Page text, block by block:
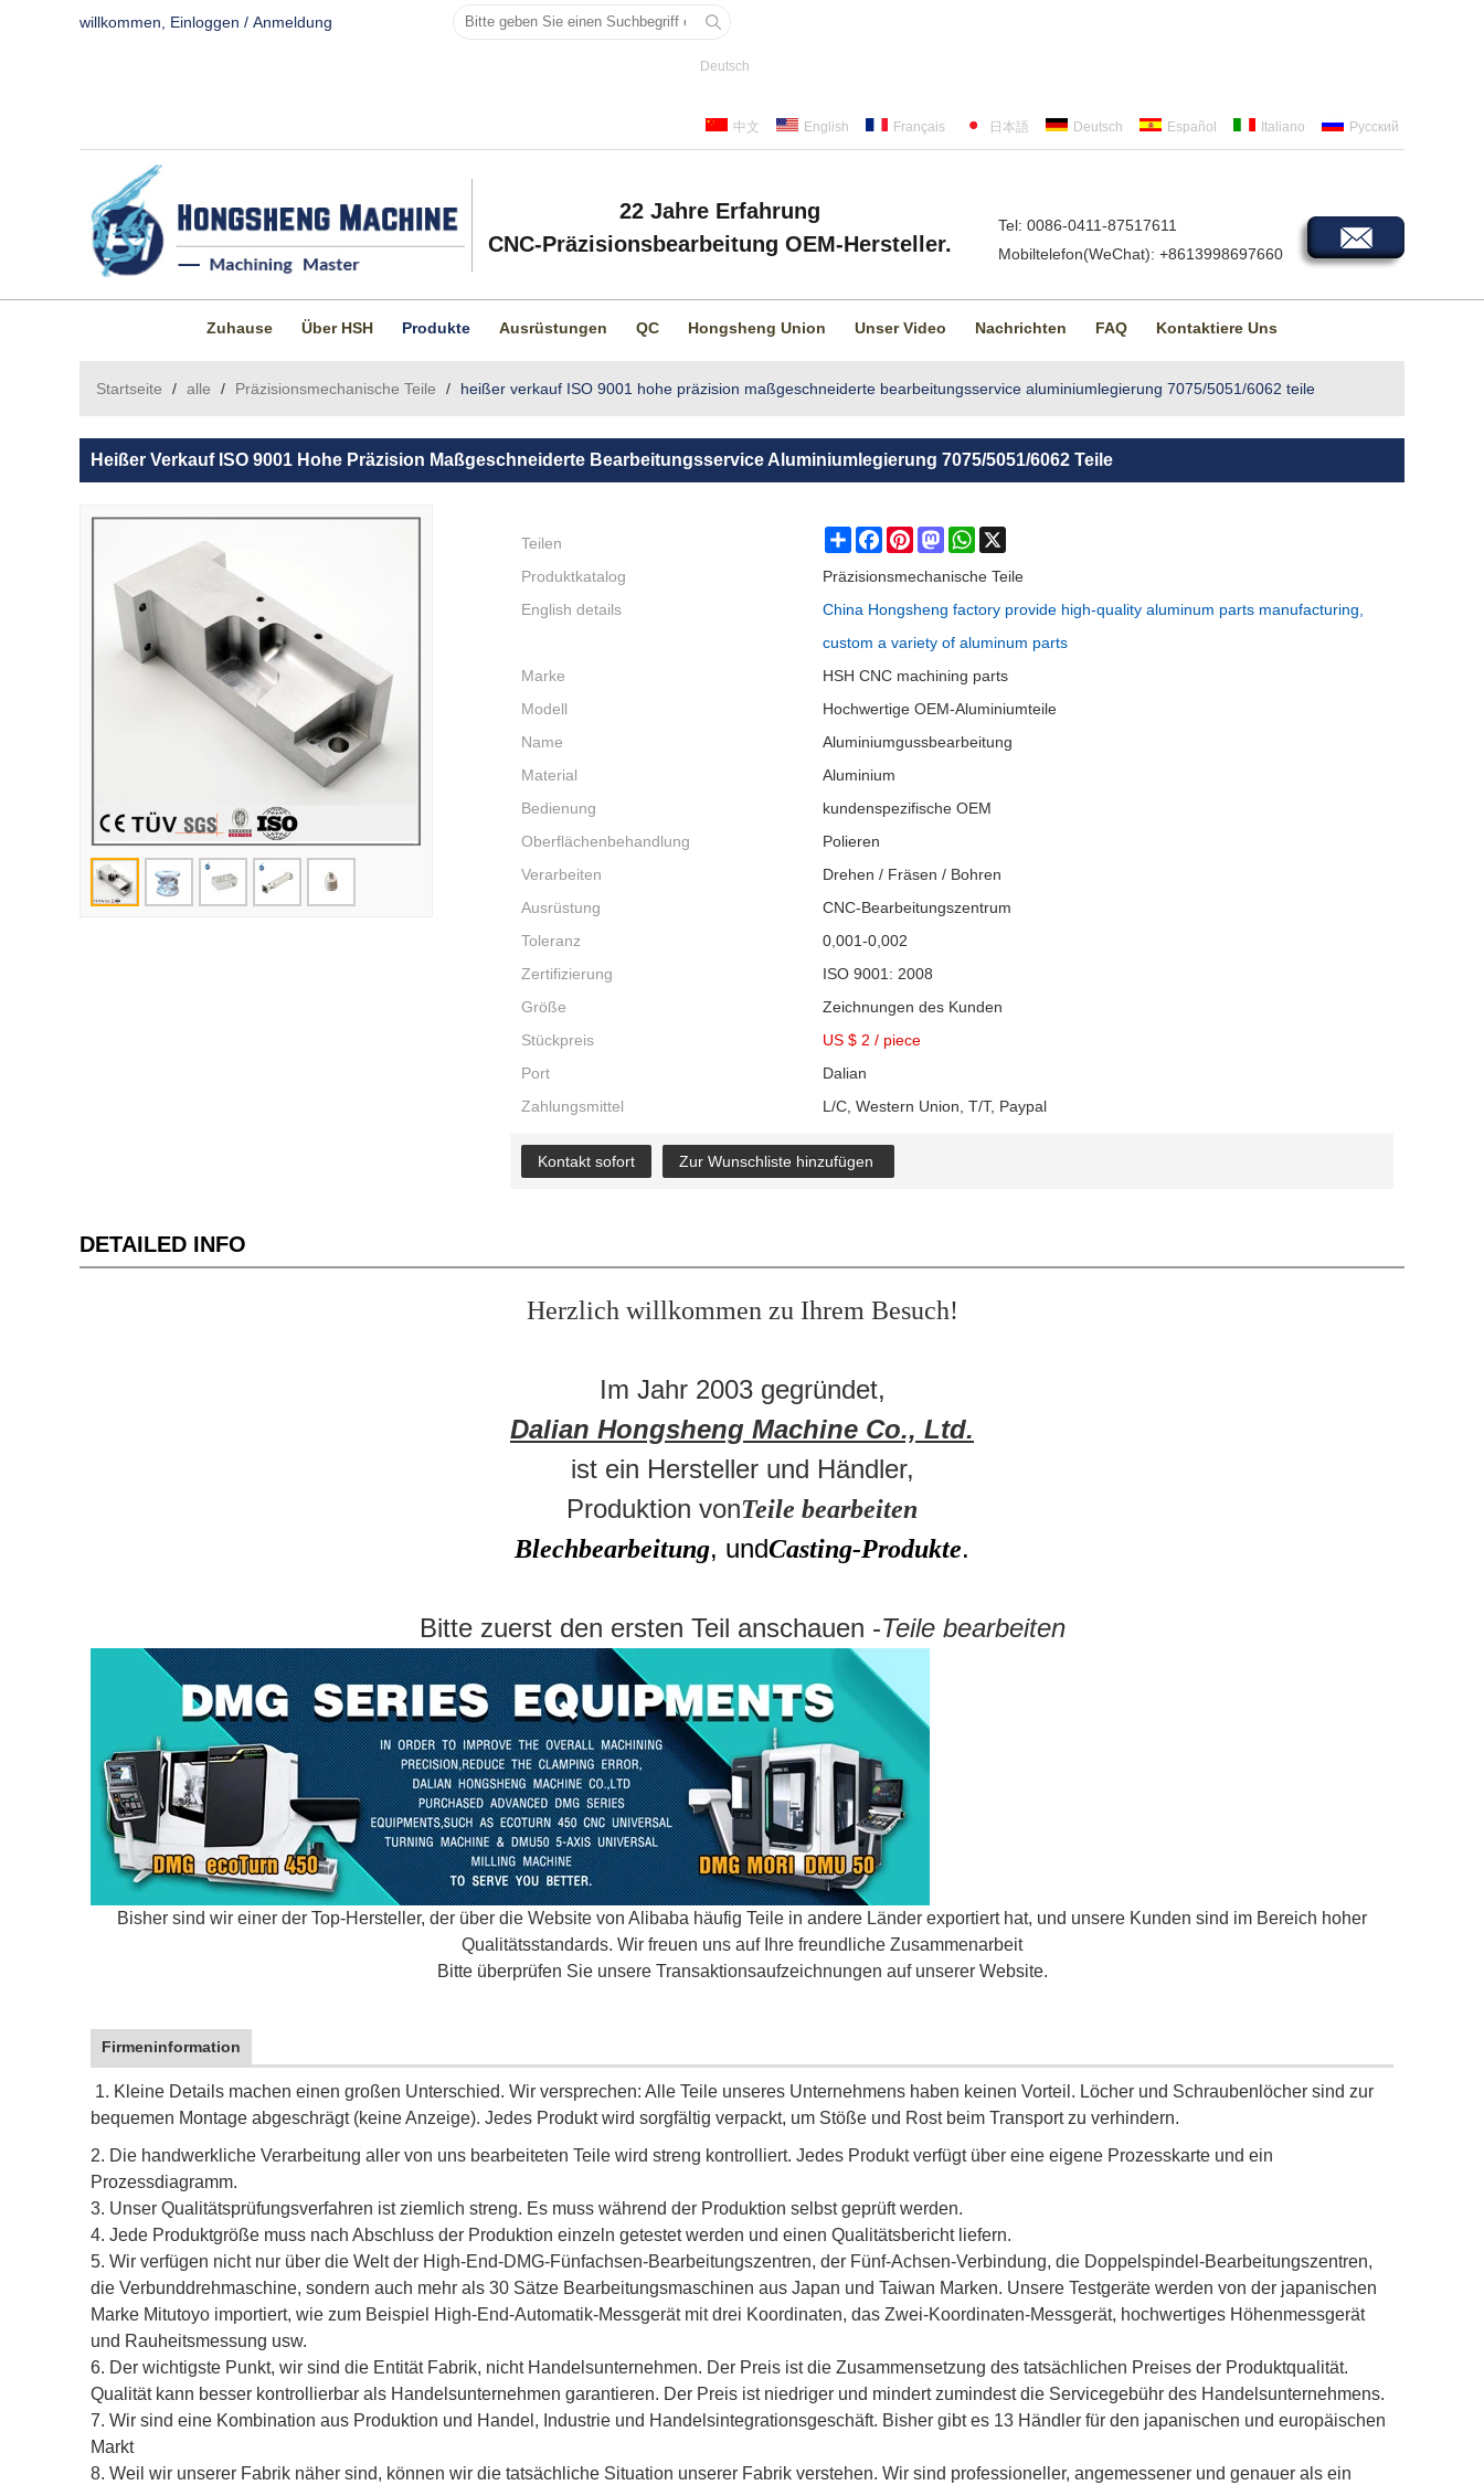
willkommen, Einloggen / Anmeldung
Deutsch
中文 English Français 日本語 Deutsch Español Italiano Русский
22 Jahre Erfahrung
CNC-Präzisionsbearbeitung OEM-Hersteller.
Tel: 0086-0411-87517611
Mobiltelefon(WeChat): +8613998697660
Zuhause Über HSH Produkte Ausrüstungen QC Hongsheng Union Unser Video Nachrichten FAQ Kontaktiere Uns
Startseite / alle / Präzisionsmechanische Teile / heißer verkauf ISO 9001 hohe präzision maßgeschneiderte bearbeitungsservice aluminiumlegierung 7075/5051/6062 teile
Heißer Verkauf ISO 9001 Hohe Präzision Maßgeschneiderte Bearbeitungsservice Aluminiumlegierung 7075/5051/6062 Teile
Teilen ShareFacebookPinterestMastodonWhatsApp
Produktkatalog
Präzisionsmechanische Teile
English details
China Hongsheng factory provide high-quality aluminum parts manufacturing,
custom a variety of aluminum parts
Marke
HSH CNC machining parts
Modell
Hochwertige OEM-Aluminiumteile
Name
Aluminiumgussbearbeitung
Material
Aluminium
Bedienung
kundenspezifische OEM
Oberflächenbehandlung
Polieren
Verarbeiten
Drehen / Fräsen / Bohren
Ausrüstung
CNC-Bearbeitungszentrum
Toleranz
0,001-0,002
Zertifizierung
ISO 9001: 2008
Größe
Zeichnungen des Kunden
Stückpreis
US $ 2 / piece
Port
Dalian
Zahlungsmittel
L/C, Western Union, T/T, Paypal
Kontakt sofort Zur Wunschliste hinzufügen
DETAILED INFO
Herzlich willkommen zu Ihrem Besuch!
Im Jahr 2003 gegründet,
Dalian Hongsheng Machine Co., Ltd.
ist ein Hersteller und Händler,
Produktion vonTeile bearbeiten
Blechbearbeitung, undCasting-Produkte.
Bitte zuerst den ersten Teil anschauen -Teile bearbeiten
Bisher sind wir einer der Top-Hersteller, der über die Website von Alibaba häufig Teile in andere Länder exportiert hat, und unsere Kunden sind im Bereich hoher
Qualitätsstandards. Wir freuen uns auf Ihre freundliche Zusammenarbeit
Bitte überprüfen Sie unsere Transaktionsaufzeichnungen auf unserer Website.
Firmeninformation
1. Kleine Details machen einen großen Unterschied. Wir versprechen: Alle Teile unseres Unternehmens haben keinen Vorteil. Löcher und Schraubenlöcher sind zur
bequemen Montage abgeschrägt (keine Anzeige). Jedes Produkt wird sorgfältig verpackt, um Stöße und Rost beim Transport zu verhindern.
2. Die handwerkliche Verarbeitung aller von uns bearbeiteten Teile wird streng kontrolliert. Jedes Produkt verfügt über eine eigene Prozesskarte und ein
Prozessdiagramm.
3. Unser Qualitätsprüfungsverfahren ist ziemlich streng. Es muss während der Produktion selbst geprüft werden.
4. Jede Produktgröße muss nach Abschluss der Produktion einzeln getestet werden und einen Qualitätsbericht liefern.
5. Wir verfügen nicht nur über die Welt der High-End-DMG-Fünfachsen-Bearbeitungszentren, der Fünf-Achsen-Verbindung, die Doppelspindel-Bearbeitungszentren,
die Verbunddrehmaschine, sondern auch mehr als 30 Sätze Bearbeitungsmaschinen aus Japan und Taiwan Marken. Unsere Testgeräte werden von der japanischen
Marke Mitutoyo importiert, wie zum Beispiel High-End-Automatik-Messgerät mit drei Koordinaten, das Zwei-Koordinaten-Messgerät, hochwertiges Höhenmessgerät
und Rauheitsmessung usw.
6. Der wichtigste Punkt, wir sind die Entität Fabrik, nicht Handelsunternehmen. Der Preis ist die Zusammensetzung des tatsächlichen Preises der Produktqualität.
Qualität kann besser kontrollierbar als Handelsunternehmen garantieren. Der Preis ist niedriger und mindert zumindest die Servicegebühr des Handelsunternehmens.
7. Wir sind eine Kombination aus Produktion und Handel, Industrie und Handelsintegrationsgeschäft. Bisher gibt es 13 Händler für den japanischen und europäischen
Markt
8. Weil wir unserer Fabrik näher sind, können wir die tatsächliche Situation unserer Fabrik verstehen. Wir sind professioneller, angemessener und genauer als ein